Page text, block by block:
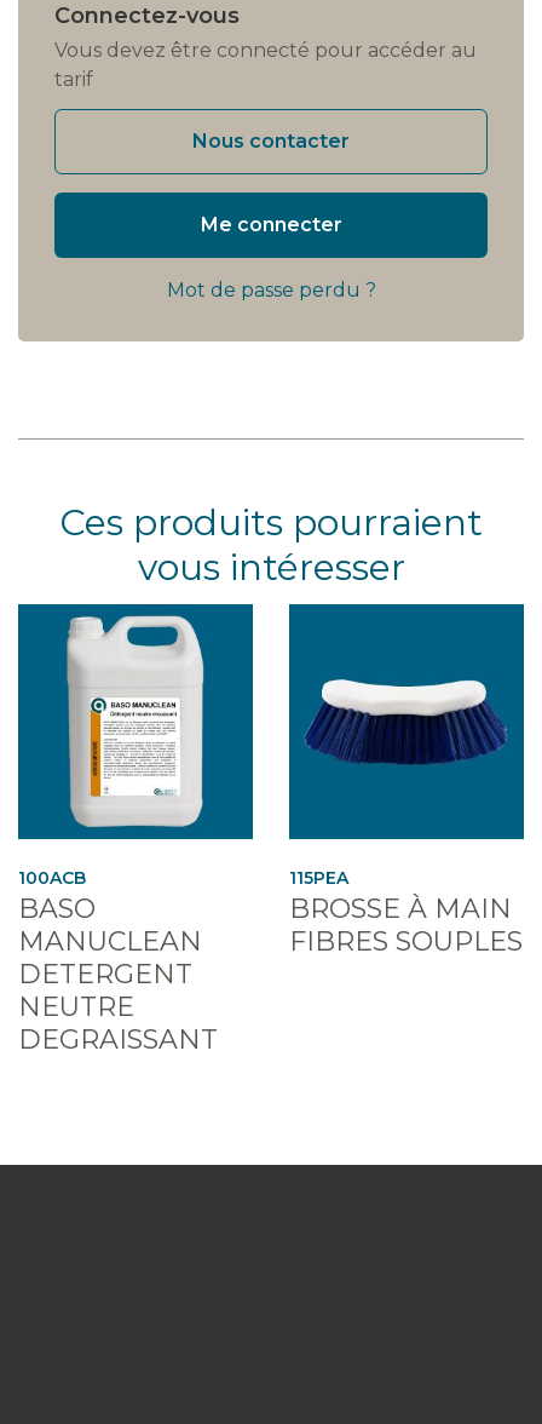
Connectez-vous
Vous devez être connecté pour accéder au
tarif
Nous contacter
Me connecter
Mot de passe perdu ?
Ces produits pourraient
vous intéresser
100ACB
BASO
MANUCLEAN
DETERGENT
NEUTRE
DEGRAISSANT
115PEA
BROSSE À MAIN
FIBRES SOUPLES